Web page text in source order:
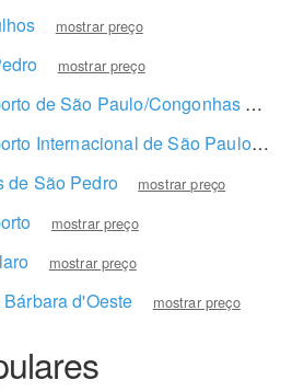
mostrar preço
mostrar preço
de São Paulo/Congonhas
Internacional de São Paulo
de São Pedro mostrar preço
mostrar preço
mostrar preço
d'Oeste mostrar preço